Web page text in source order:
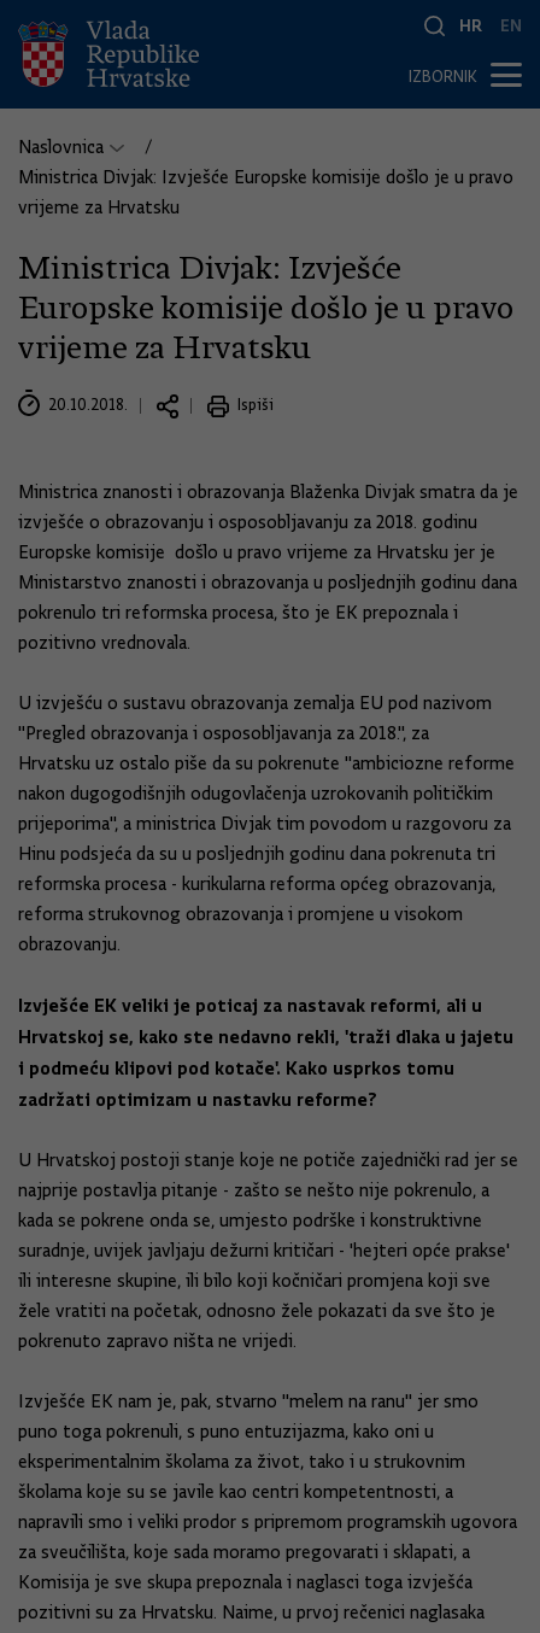
HR EN
IZBORNIK
Naslovnica
Ministrica Divjak: Izvješće Europske komisije došlo je u pravo
vrijeme za Hrvatsku
Ministrica Divjak: Izvješće
Europske komisije došlo je u pravo
vrijeme za Hrvatsku
20.10.2018. Ispiši
Ministrica znanosti i obrazovanja Blaženka Divjak smatra da je
izvješće o obrazovanju i osposobljavanju za 2018. godinu
Europske komisije došlo u pravo vrijeme za Hrvatsku jer je
Ministarstvo znanosti i obrazovanja u posljednjih godinu dana
pokrenulo tri reformska procesa, što je EK prepoznala i
pozitivno vrednovala.
U izvješću o sustavu obrazovanja zemalja EU pod nazivom
"Pregled obrazovanja i osposobljavanja za 2018.", za
Hrvatsku uz ostalo piše da su pokrenute "ambiciozne reforme
nakon dugogodišnjih odugovlačenja uzrokovanih političkim
prijeporima", a ministrica Divjak tim povodom u razgovoru za
Hinu podsjeća da su u posljednjih godinu dana pokrenuta tri
reformska procesa - kurikularna reforma općeg obrazovanja,
reforma strukovnog obrazovanja i promjene u visokom
obrazovanju.
Izvješće EK veliki je poticaj za nastavak reformi, ali u
Hrvatskoj se, kako ste nedavno rekli, 'traži dlaka u jajetu
i podmeću klipovi pod kotače'. Kako usprkos tomu
zadržati optimizam u nastavku reforme?
U Hrvatskoj postoji stanje koje ne potiče zajednički rad jer se
najprije postavlja pitanje - zašto se nešto nije pokrenulo, a
kada se pokrene onda se, umjesto podrške i konstruktivne
suradnje, uvijek javljaju dežurni kritičari - 'hejteri opće prakse'
ili interesne skupine, ili bilo koji kočničari promjena koji sve
žele vratiti na početak, odnosno žele pokazati da sve što je
pokrenuto zapravo ništa ne vrijedi.
Izvješće EK nam je, pak, stvarno "melem na ranu" jer smo
puno toga pokrenuli, s puno entuzijazma, kako oni u
eksperimentalnim školama za život, tako i u strukovnim
školama koje su se javile kao centri kompetentnosti, a
napravili smo i veliki prodor s pripremom programskih ugovora
za sveučilišta, koje sada moramo pregovarati i sklapati, a
Komisija je sve skupa prepoznala i naglasci toga izvješća
pozitivni su za Hrvatsku. Naime, u prvoj rečenici naglasaka